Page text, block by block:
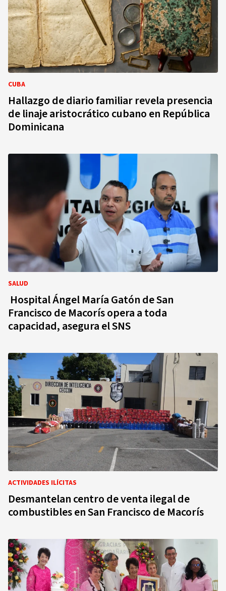
CUBA
Hallazgo de diario familiar revela presencia
de linaje aristocrático cubano en República
Dominicana
SALUD
Hospital Ángel María Gatón de San
Francisco de Macorís opera a toda
capacidad, asegura el SNS
ACTIVIDADES ILÍCITAS
Desmantelan centro de venta ilegal de
combustibles en San Francisco de Macorís